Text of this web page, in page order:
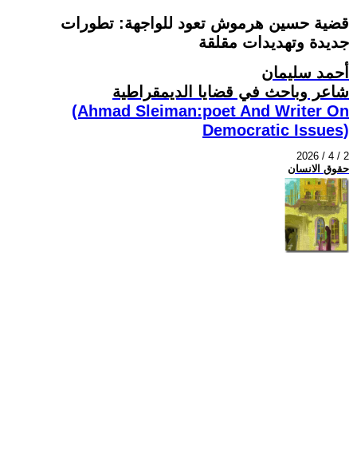
قضية حسين هرموش تعود للواجهة: تطورات
جديدة وتهديدات مقلقة
أحمد سليمان
شاعر وباحث في قضايا الديمقراطية
(Ahmad Sleiman:poet And Writer On
Democratic Issues)
2026 / 4 / 2
حقوق الانسان